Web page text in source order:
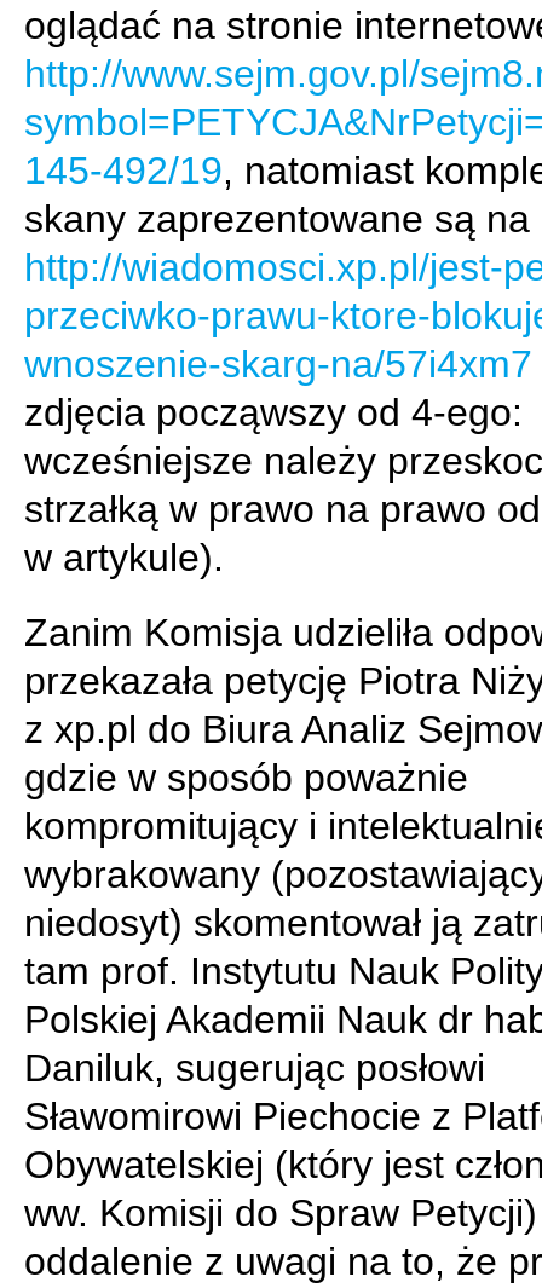
oglądać na stronie
http://www.sejm.gov.pl/
145-492/19, natomiast
skany zaprezentowane są na
http://wiadomosci.xp.pl/jest-
przeciwko-prawu-ktore-
wnoszenie-skarg-na/57i4xm7
zdjęcia począwszy od 4-ego:
wcześniejsze należy
strzałką w prawo na prawo
w artykule).
Zanim Komisja udzieliła
przekazała petycję Piotra
z xp.pl do Biura Analiz
gdzie w sposób poważnie
kompromitujący i
wybrakowany
niedosyt) skomentował ją
tam prof. Instytutu Nauk
Polskiej Akademii Nauk dr
Daniluk, sugerując posłowi
Sławomirowi Piechocie z
Obywatelskiej (który jest
ww. Komisji do Spraw
oddalenie z uwagi na to, że